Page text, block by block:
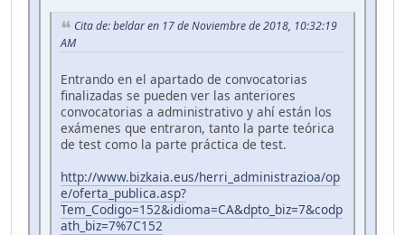
Cita de: beldar en 17 de Noviembre de 2018, 10:32:19
AM
Entrando en el apartado de convocatorias
finalizadas se pueden ver las anteriores
convocatorias a administrativo y ahí están los
exámenes que entraron, tanto la parte teórica
de test como la parte práctica de test.
http://www.bizkaia.eus/herri_administrazioa/op
e/oferta_publica.asp?
Tem_Codigo=152&idioma=CA&dpto_biz=7&codp
ath_biz=7%7C152